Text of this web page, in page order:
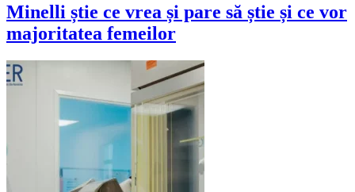
Minelli știe ce vrea și pare să știe și ce vor
majoritatea femeilor